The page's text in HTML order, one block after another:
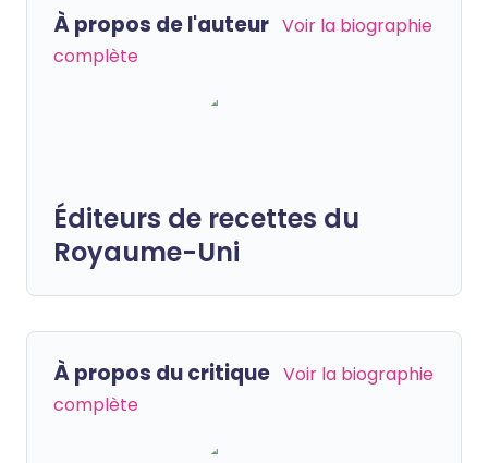
À propos de l'auteur Voir la biographie
complète
Éditeurs de recettes du
Royaume-Uni
À propos du critique Voir la biographie
complète